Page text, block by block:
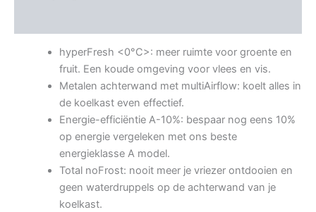
hyperFresh <0°C>: meer ruimte voor groente en
fruit. Een koude omgeving voor vlees en vis.
Metalen achterwand met multiAirflow: koelt alles in
de koelkast even effectief.
Energie-efficiëntie A-10%: bespaar nog eens 10%
op energie vergeleken met ons beste
energieklasse A model.
Total noFrost: nooit meer je vriezer ontdooien en
geen waterdruppels op de achterwand van je
koelkast.